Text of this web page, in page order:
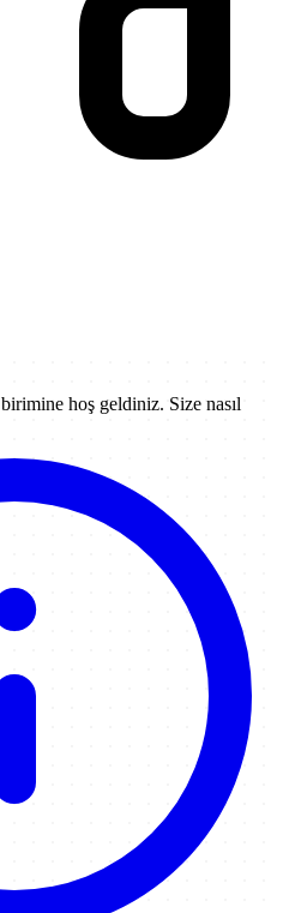
birimine hoş geldiniz. Size nasıl